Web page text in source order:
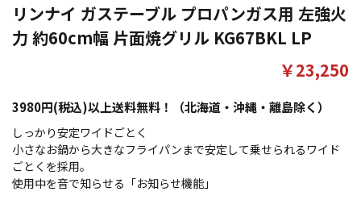
リンナイ ガステーブル プロパンガス用 左強火
力 約60cm幅 片面焼グリル KG67BKL LP
3980円(税込)以上送料無料！（北海道・沖縄・離島除く）
￥23,250
しっかり安定ワイドごとく
小さなお鍋から大きなフライパンまで安定して乗せられるワイド
ごとくを採用。
使用中を音で知らせる「お知らせ機能」